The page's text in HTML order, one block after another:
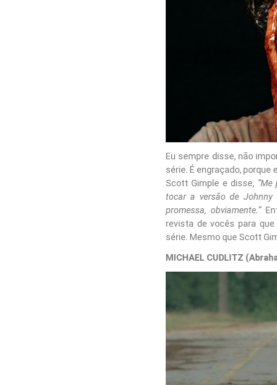
Eu sempre disse, não
série. É engraçado,
Scott Gimple e disse,
tocar a versão de Johnny
promessa, obviamente.”
revista de vocês para
série. Mesmo que Scott
MICHAEL CUDLITZ